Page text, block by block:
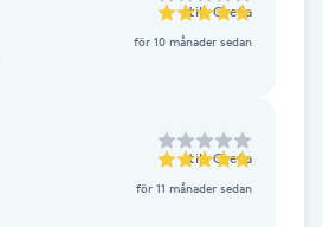
till Greta
för 10 månader sedan
till Greta
för 11 månader sedan